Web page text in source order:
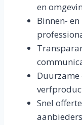
en
Binnen-
Snel
aanbieders